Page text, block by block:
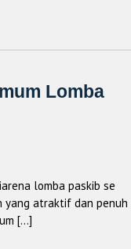
Lomba
lomba paskib se
yang atraktif dan penuh
[…]